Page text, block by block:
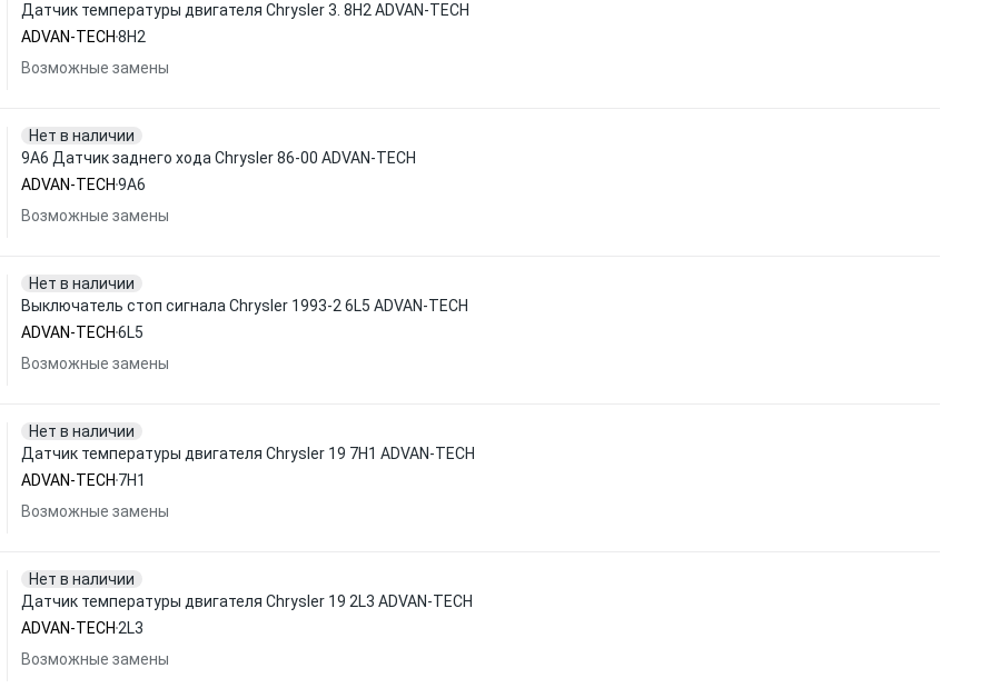
Датчик температуры двигателя Chrysler 3. 8H2 ADVAN-TECH
ADVAN-TECH 8H2
Возможные замены
Нет в наличии
9A6 Датчик заднего хода Chrysler 86-00 ADVAN-TECH
ADVAN-TECH 9A6
Возможные замены
Нет в наличии
Выключатель стоп сигнала Chrysler 1993-2 6L5 ADVAN-TECH
ADVAN-TECH 6L5
Возможные замены
Нет в наличии
Датчик температуры двигателя Chrysler 19 7H1 ADVAN-TECH
ADVAN-TECH 7H1
Возможные замены
Нет в наличии
Датчик температуры двигателя Chrysler 19 2L3 ADVAN-TECH
ADVAN-TECH 2L3
Возможные замены